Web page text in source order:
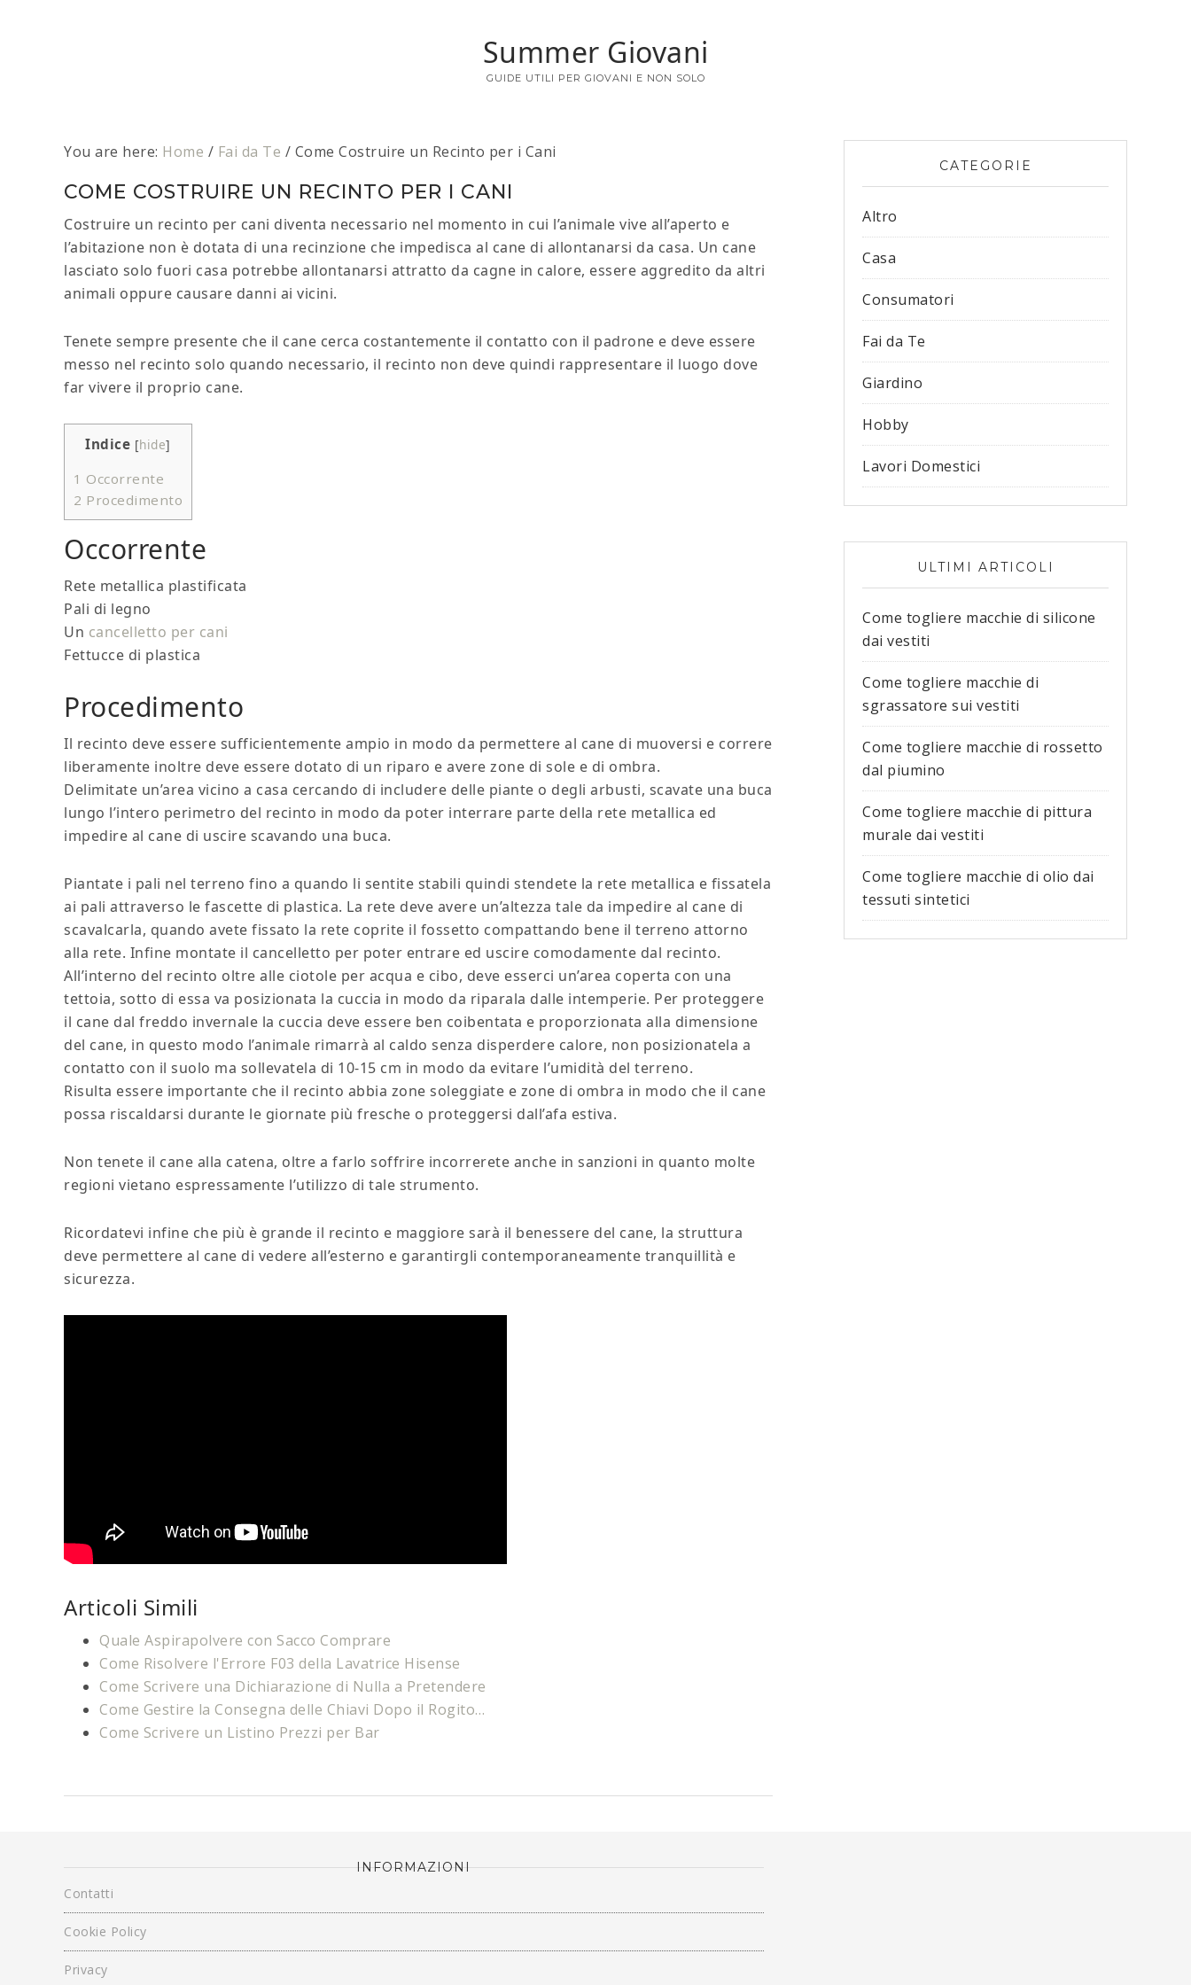
Summer Giovani
GUIDE UTILI PER GIOVANI E NON SOLO
You are here: Home / Fai da Te / Come Costruire un Recinto per i Cani
COME COSTRUIRE UN RECINTO PER I CANI
Costruire un recinto per cani diventa necessario nel momento in cui l’animale vive all’aperto e
l’abitazione non è dotata di una recinzione che impedisca al cane di allontanarsi da casa. Un cane
lasciato solo fuori casa potrebbe allontanarsi attratto da cagne in calore, essere aggredito da altri
animali oppure causare danni ai vicini.
Tenete sempre presente che il cane cerca costantemente il contatto con il padrone e deve essere
messo nel recinto solo quando necessario, il recinto non deve quindi rappresentare il luogo dove
far vivere il proprio cane.
Indice [hide]
1 Occorrente
2 Procedimento
Occorrente
Rete metallica plastificata
Pali di legno
Un cancelletto per cani
Fettucce di plastica
Procedimento
Il recinto deve essere sufficientemente ampio in modo da permettere al cane di muoversi e correre
liberamente inoltre deve essere dotato di un riparo e avere zone di sole e di ombra.
Delimitate un’area vicino a casa cercando di includere delle piante o degli arbusti, scavate una buca
lungo l’intero perimetro del recinto in modo da poter interrare parte della rete metallica ed
impedire al cane di uscire scavando una buca.
Piantate i pali nel terreno fino a quando li sentite stabili quindi stendete la rete metallica e fissatela
ai pali attraverso le fascette di plastica. La rete deve avere un’altezza tale da impedire al cane di
scavalcarla, quando avete fissato la rete coprite il fossetto compattando bene il terreno attorno
alla rete. Infine montate il cancelletto per poter entrare ed uscire comodamente dal recinto.
All’interno del recinto oltre alle ciotole per acqua e cibo, deve esserci un’area coperta con una
tettoia, sotto di essa va posizionata la cuccia in modo da riparala dalle intemperie. Per proteggere
il cane dal freddo invernale la cuccia deve essere ben coibentata e proporzionata alla dimensione
del cane, in questo modo l’animale rimarrà al caldo senza disperdere calore, non posizionatela a
contatto con il suolo ma sollevatela di 10-15 cm in modo da evitare l’umidità del terreno.
Risulta essere importante che il recinto abbia zone soleggiate e zone di ombra in modo che il cane
possa riscaldarsi durante le giornate più fresche o proteggersi dall’afa estiva.
Non tenete il cane alla catena, oltre a farlo soffrire incorrerete anche in sanzioni in quanto molte
regioni vietano espressamente l’utilizzo di tale strumento.
Ricordatevi infine che più è grande il recinto e maggiore sarà il benessere del cane, la struttura
deve permettere al cane di vedere all’esterno e garantirgli contemporaneamente tranquillità e
sicurezza.
Articoli Simili
Quale Aspirapolvere con Sacco Comprare
Come Risolvere l'Errore F03 della Lavatrice Hisense​
Come Scrivere una Dichiarazione di Nulla a Pretendere
Come Gestire la Consegna delle Chiavi Dopo il Rogito…
Come Scrivere un Listino Prezzi per Bar
CATEGORIE
Altro
Casa
Consumatori
Fai da Te
Giardino
Hobby
Lavori Domestici
ULTIMI ARTICOLI
Come togliere macchie di silicone
dai vestiti​
Come togliere macchie di
sgrassatore sui vestiti​
Come togliere macchie di rossetto
dal piumino​
Come togliere macchie di pittura
murale dai vestiti​
Come togliere macchie di olio dai
tessuti sintetici​
INFORMAZIONI
Contatti
Cookie Policy
Privacy